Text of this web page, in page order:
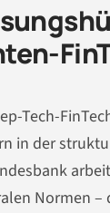
Tech-
in der
Normen –